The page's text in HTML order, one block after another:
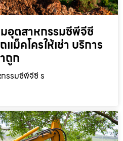
มอุตสาหกรรมซีพีจีซี
ม็คโครให้เช่า บริการ
ถูก
รรมซีพีจีซี ร